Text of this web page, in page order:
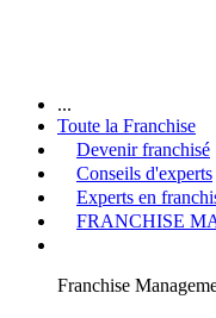
...
Toute la Franchise
Devenir franchisé
Conseils d'experts
Experts en
FRANCHISE
Franchise